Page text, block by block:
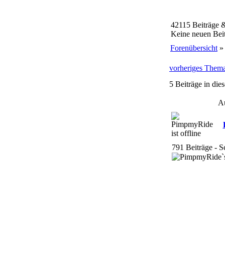
42115 Beiträge
Keine neuen
Forenübersicht »
vorheriges
5 Beiträge in
791 Beiträge -